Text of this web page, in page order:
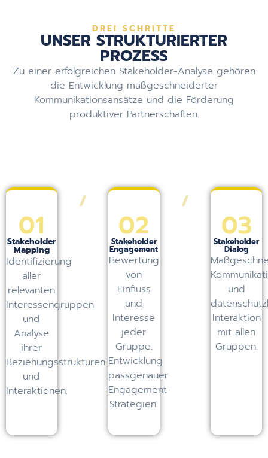
DREI SCHRITTE
UNSER STRUKTURIERTER
PROZESS
Zu einer erfolgreichen Stakeholder-Analyse gehören
die Entwicklung maßgeschneiderter
Kommunikationsansätze und die Förderung
produktiver Partnerschaften.
01
Stakeholder
Mapping
Identifizierung
aller
relevanten
Interessengruppen
und
Analyse
ihrer
Beziehungsstrukturen
und
Interaktionen.
/
02
Stakeholder
Engagement
Bewertung
von
Einfluss
und
Interesse
jeder
Gruppe.
Entwicklung
passgenauer
Engagement-
Strategien.
/
03
Stakeholder
Dialog
und
Interaktion
mit allen
Gruppen.